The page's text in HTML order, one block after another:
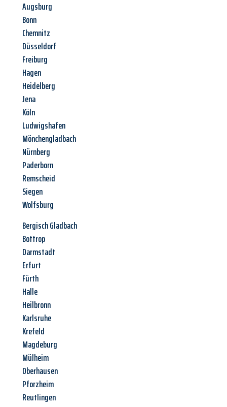
Augsburg
Bonn
Chemnitz
Düsseldorf
Freiburg
Hagen
Heidelberg
Jena
Köln
Ludwigshafen
Mönchengladbach
Nürnberg
Paderborn
Remscheid
Siegen
Wolfsburg
Bergisch Gladbach
Bottrop
Darmstadt
Erfurt
Fürth
Halle
Heilbronn
Karlsruhe
Krefeld
Magdeburg
Mülheim
Oberhausen
Pforzheim
Reutlingen